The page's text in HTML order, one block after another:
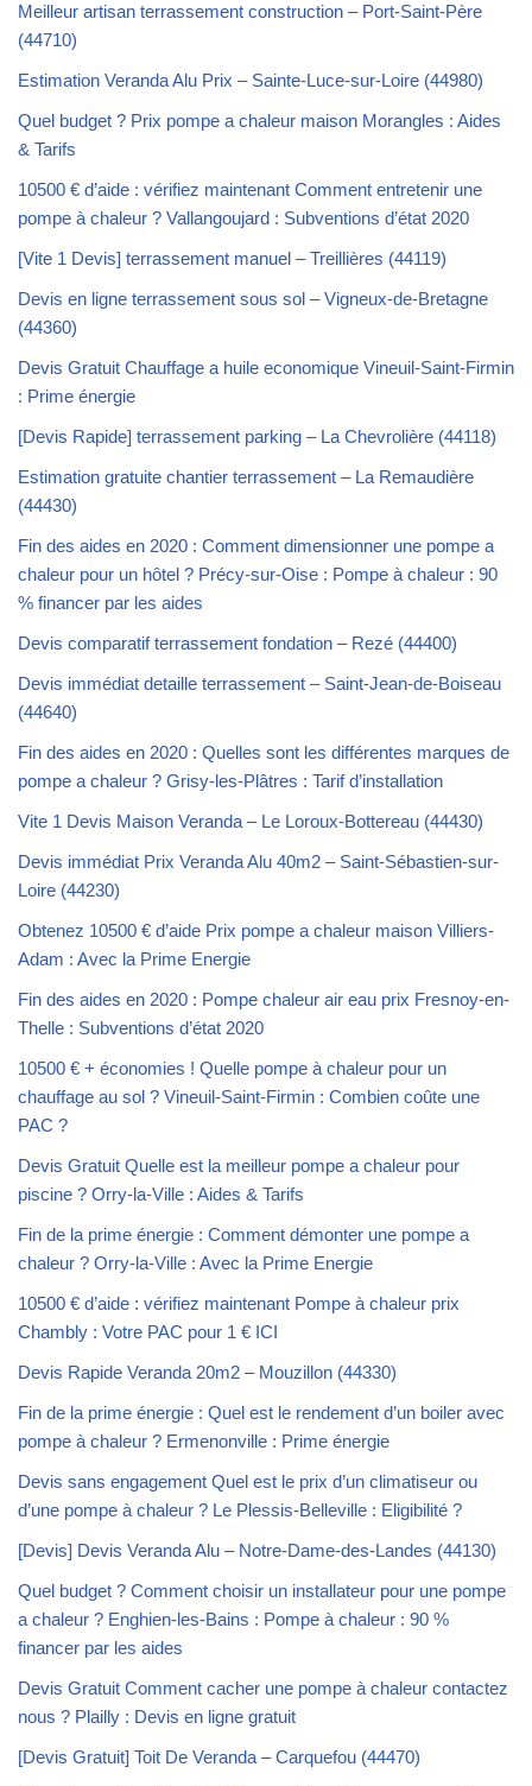
Meilleur artisan terrassement construction – Port-Saint-Père
(44710)
Estimation Veranda Alu Prix – Sainte-Luce-sur-Loire (44980)
Quel budget ? Prix pompe a chaleur maison Morangles : Aides
& Tarifs
10500 € d’aide : vérifiez maintenant Comment entretenir une
pompe à chaleur ? Vallangoujard : Subventions d’état 2020
[Vite 1 Devis] terrassement manuel – Treillières (44119)
Devis en ligne terrassement sous sol – Vigneux-de-Bretagne
(44360)
Devis Gratuit Chauffage a huile economique Vineuil-Saint-Firmin
: Prime énergie
[Devis Rapide] terrassement parking – La Chevrolière (44118)
Estimation gratuite chantier terrassement – La Remaudière
(44430)
Fin des aides en 2020 : Comment dimensionner une pompe a
chaleur pour un hôtel ? Précy-sur-Oise : Pompe à chaleur : 90
% financer par les aides
Devis comparatif terrassement fondation – Rezé (44400)
Devis immédiat detaille terrassement – Saint-Jean-de-Boiseau
(44640)
Fin des aides en 2020 : Quelles sont les différentes marques de
pompe a chaleur ? Grisy-les-Plâtres : Tarif d’installation
Vite 1 Devis Maison Veranda – Le Loroux-Bottereau (44430)
Devis immédiat Prix Veranda Alu 40m2 – Saint-Sébastien-sur-
Loire (44230)
Obtenez 10500 € d’aide Prix pompe a chaleur maison Villiers-
Adam : Avec la Prime Energie
Fin des aides en 2020 : Pompe chaleur air eau prix Fresnoy-en-
Thelle : Subventions d’état 2020
10500 € + économies ! Quelle pompe à chaleur pour un
chauffage au sol ? Vineuil-Saint-Firmin : Combien coûte une
PAC ?
Devis Gratuit Quelle est la meilleur pompe a chaleur pour
piscine ? Orry-la-Ville : Aides & Tarifs
Fin de la prime énergie : Comment démonter une pompe a
chaleur ? Orry-la-Ville : Avec la Prime Energie
10500 € d’aide : vérifiez maintenant Pompe à chaleur prix
Chambly : Votre PAC pour 1 € ICI
Devis Rapide Veranda 20m2 – Mouzillon (44330)
Fin de la prime énergie : Quel est le rendement d’un boiler avec
pompe à chaleur ? Ermenonville : Prime énergie
Devis sans engagement Quel est le prix d’un climatiseur ou
d’une pompe à chaleur ? Le Plessis-Belleville : Eligibilité ?
[Devis] Devis Veranda Alu – Notre-Dame-des-Landes (44130)
Quel budget ? Comment choisir un installateur pour une pompe
a chaleur ? Enghien-les-Bains : Pompe à chaleur : 90 %
financer par les aides
Devis Gratuit Comment cacher une pompe à chaleur contactez
nous ? Plailly : Devis en ligne gratuit
[Devis Gratuit] Toit De Veranda – Carquefou (44470)